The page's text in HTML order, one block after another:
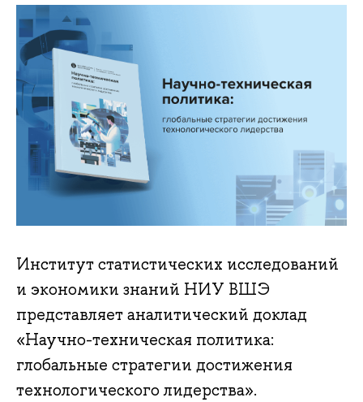
Институт статистических исследований
и экономики знаний НИУ ВШЭ
представляет аналитический доклад
«Научно-техническая политика:
глобальные стратегии достижения
технологического лидерства».